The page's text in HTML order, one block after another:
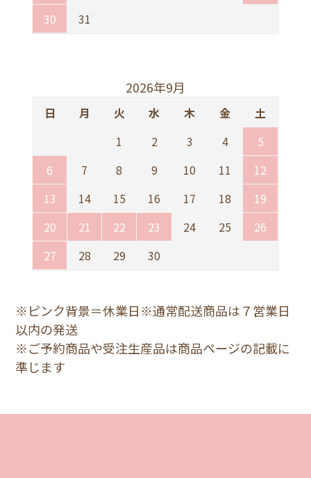
30
31
2026年9月
日 月 火 水 木 金
土
1
2 3 4
5
6
7 8 9 10 11
12
13
14 15 16 17 18
19
20
21 22 23 24 25
26
27
28 29 30
※ピンク背景＝休業日※通常配送商品は７営業日
以内の発送
※ご予約商品や受注生産品は商品ページの記載に
準じます